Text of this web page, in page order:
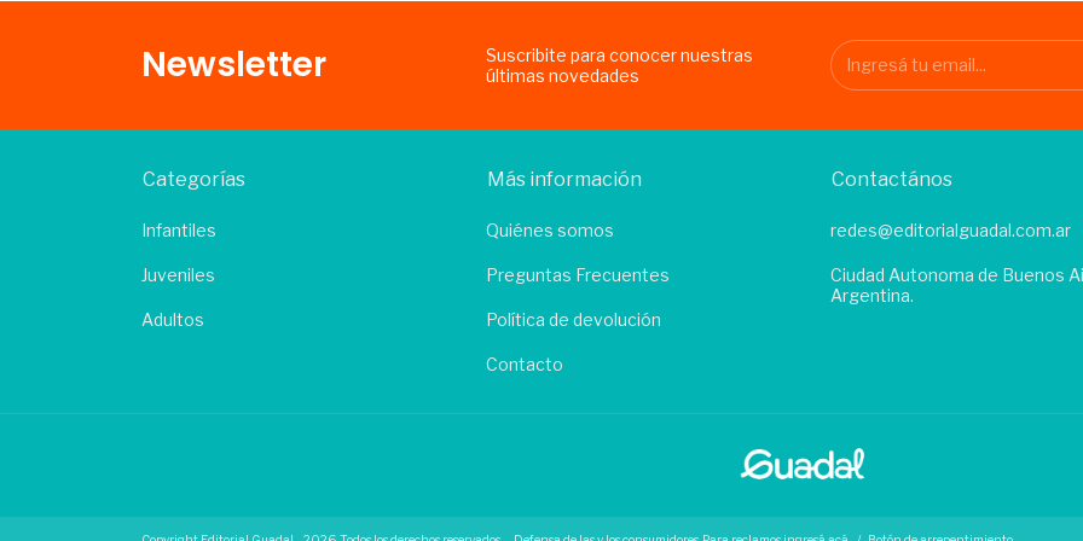
Newsletter
Suscribite para conocer nuestras
últimas novedades
Categorías
Infantiles
Juveniles
Adultos
Más información
Quiénes somos
Preguntas Frecuentes
Política de devolución
Contacto
Contactános
redes@editorialguadal.com.ar
Ciudad Autonoma de Buenos
Argentina.